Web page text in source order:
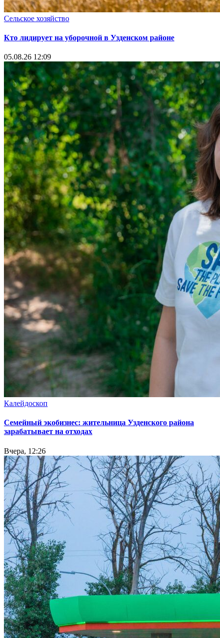
Сельское хозяйство
Кто лидирует на уборочной в Узденском районе
05.08.26 12:09
Калейдоскоп
Семейный экобизнес: жительница Узденского района
зарабатывает на отходах
Вчера, 12:26